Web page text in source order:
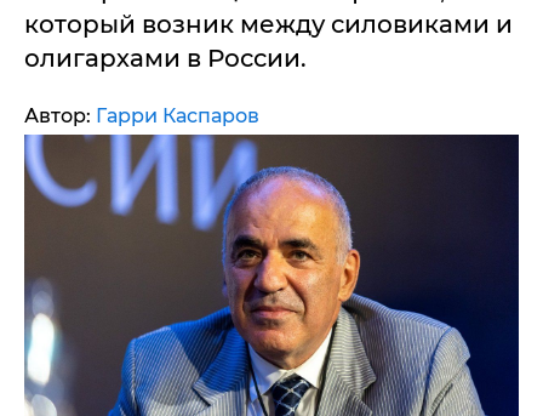
который возник между силовиками и
олигархами в России.
Автор: Гарри Каспаров